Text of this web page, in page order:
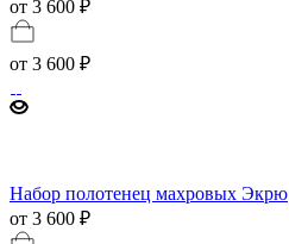
от 3 600 ₽
от 3 600 ₽
Набор полотенец махровых Экрю
от 3 600 ₽